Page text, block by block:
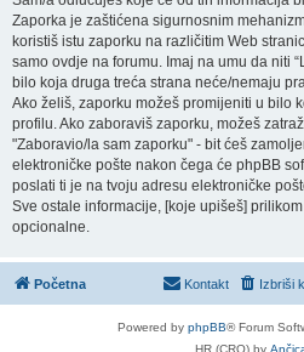
Zaporka je zaštićena sigurnosnim
koristiš istu zaporku na različitim Web
samo ovdje na forumu. Imaj na umu da niti
bilo koja druga treća strana neće/nemaju
Ako želiš, zaporku možeš promijeniti u bilo
profilu. Ako zaboraviš zaporku, možeš
"Zaboravio/la sam zaporku" - bit ćeš
elektroničke pošte nakon čega će phpBB
poslati ti je na tvoju adresu elektroničke
Sve ostale informacije, [koje upišeš]
opcionalne.
Početna Izbriši
Kontakt
Powered by phpBB® Forum
HR (CRO) by